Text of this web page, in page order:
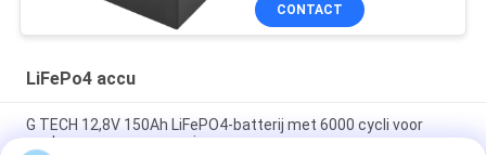
CONTACT
LiFePo4 accu
G TECH 12,8V 150Ah LiFePO4-batterij met 6000 cycli voor
opslag van zonne-energie